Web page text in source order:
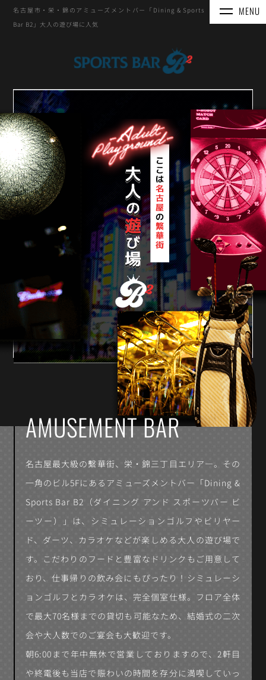
名古屋市・栄・錦のアミューズメントバー「Dining & Sports
Bar B2」大人の遊び場に人気
AMUSEMENT BAR
名古屋最大級の繫華街、栄・錦三丁目エリア―。 その
一角のビル5Fにあるアミューズメントバー「Dining &
Sports Bar B2（ダイニング アンド スポーツバー ビ
ーツー）」は、シミュレーションゴルフやビリヤー
ド、ダーツ、カラオケなどが楽しめる大人の遊び場で
す。こだわりのフードと豊富なドリンクもご用意して
おり、仕事帰りの飲み会にもぴったり！シミュレーシ
ョンゴルフとカラオケは、完全個室仕様。フロア全体
で最大70名様までの貸切も可能なため、結婚式の二次
会や大人数でのご宴会も大歓迎です。
朝6:00まで年中無休で営業しておりますので、2軒目
や終電後も当店で賑わいの時間を存分に満喫していっ